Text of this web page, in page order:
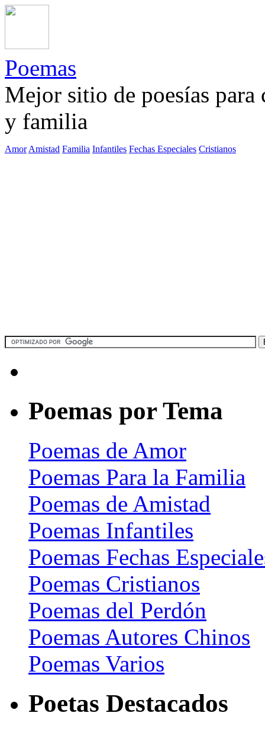
Poemas
Mejor sitio de poesías
y familia
Amor Amistad Familia Infantiles Fechas Especiales Cristianos
Poemas por Tema
Poemas de Amor
Poemas Para la Familia
Poemas de Amistad
Poemas Infantiles
Poemas Fechas
Poemas Cristianos
Poemas del Perdón
Poemas Autores Chinos
Poemas Varios
Poetas Destacados